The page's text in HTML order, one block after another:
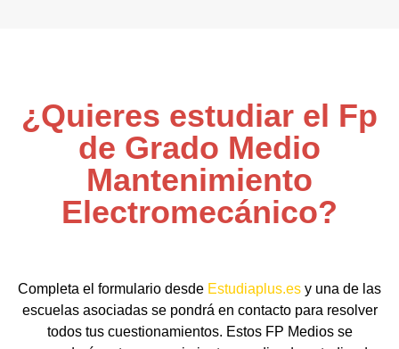
¿Quieres estudiar el Fp
de Grado Medio
Mantenimiento
Electromecánico?
Completa el formulario desde Estudiaplus.es y una de las
escuelas asociadas se pondrá en contacto para resolver
todos tus cuestionamientos. Estos FP Medios se